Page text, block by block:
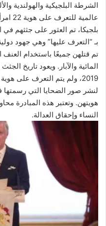
الشرطة البلجيكية والهولندية
بلجيكا، تم العثور على جثثهم
بـ “التعرف عليها” وهي جهود
تم قتلهن جميعًا باستخدام العنف
2019، ولم يتم التعرف على
لنشر صور الضحايا التي رسمتها
هويتهن. وتعتبر هذه المبادرة
النساء وإحقاق العدالة.